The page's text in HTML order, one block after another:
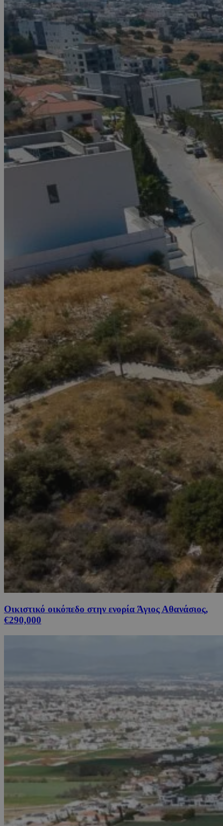
Οικιστικό οικόπεδο στην ενορία Άγιος Αθανάσιος,
€290,000